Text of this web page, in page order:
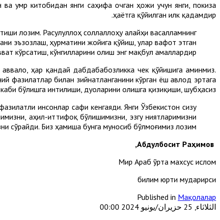
ва умр китобидан янги саҳифа очган ҳожи учун янги, покиза
ҳаётга қўйилган илк қадамдир.
лозим. Расулуллоҳ соллаллоҳу алайҳи васалламнинг
эъзозлаш, ҳурматини жойига қўйиш, улар вафот этган
кўрсатиш, кўнгилларини олиш энг мақбул амаллардир.
ҳар қандай дабдабабозликка чек қўйишига аминмиз.
фазилатлар билан зийнатланганини кўрган ёш авлод эртага
бўлишга интилиши, дуоларини олишга қизиқиши, шубҳасиз.
инсонлар сафи кенгаяди. Янги Ўзбекистон сизу
аҳил-иттифоқ бўлишимизни, эзгу ниятларимизни
сўрайди. Биз ҳамиша бунга муносиб бўлмоғимиз лозим.
Абдулбосит Раҳимов,
Мир Араб ўрта махсус ислом
билим юрти мударирси
Published in Мақолалар
الثلاثاء, 25 حزيران/يونيو 2024 00:00